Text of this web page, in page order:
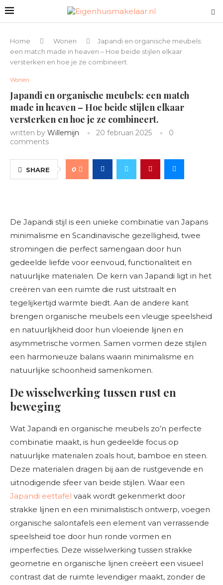
Home Wonen
Japandi en organische meubels:
een match made in heaven – Hoe beide stijlen elkaar
versterken en hoe je ze combineert.
Wonen
Japandi en organische meubels: een match
made in heaven – Hoe beide stijlen elkaar
versterken en hoe je ze combineert.
written by Willemijn 20 februari 2025
0
comments
SHARE 0
De Japandi stijl is een unieke combinatie van Japans
minimalisme en Scandinavische gezelligheid, twee
stromingen die perfect samengaan door hun
gedeelde liefde voor eenvoud, functionaliteit en
natuurlijke materialen. De kern van Japandi ligt in het
creëren van een ruimte die rust uitstraalt en
tegelijkertijd warmte biedt. Aan de andere kant
brengen organische meubels een vleugje speelsheid
en natuurlijkheid door hun vloeiende lijnen en
asymmetrische vormen. Samen vormen deze stijlen
een harmonieuze balans waarin minimalisme en
natuurlijke schoonheid samenkomen.
De wisselwerking tussen rust en
beweging
Wat Japandi en organische meubels zo’n perfecte
combinatie maakt, is hun gedeelde focus op
natuurlijke materialen zoals hout, bamboe en steen.
Deze materialen dragen bij aan de rustgevende en
uitnodigende sfeer van beide stijlen. Waar een
Japandi eettafel vaak wordt gekenmerkt door
strakke lijnen en een minimalistisch ontwerp, voegen
organische salontafels een element van verrassende
speelsheid toe door hun ronde vormen en
imperfecties. Deze wisselwerking tussen strakke
geometrie en organische lijnen creëert een visueel
contrast dat de ruimte levendiger maakt, zonder de